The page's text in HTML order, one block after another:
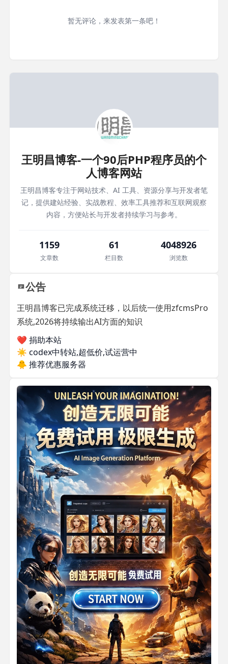
暂无评论，来发表第一条吧！
王明昌博客-一个90后PHP程序员的个
人博客网站
王明昌博客专注于网站技术、AI 工具、资源分享与开发者笔
记，提供建站经验、实战教程、效率工具推荐和互联网观察
内容，方便站长与开发者持续学习与参考。
1159
文章数
61
栏目数
4048926
浏览数
公告
王明昌博客已完成系统迁移，以后统一使用zfcmsPro
系统,2026将持续输出AI方面的知识
❤️ 捐助本站
☀️ codex中转站,超低价,试运营中
🐥 推荐优惠服务器